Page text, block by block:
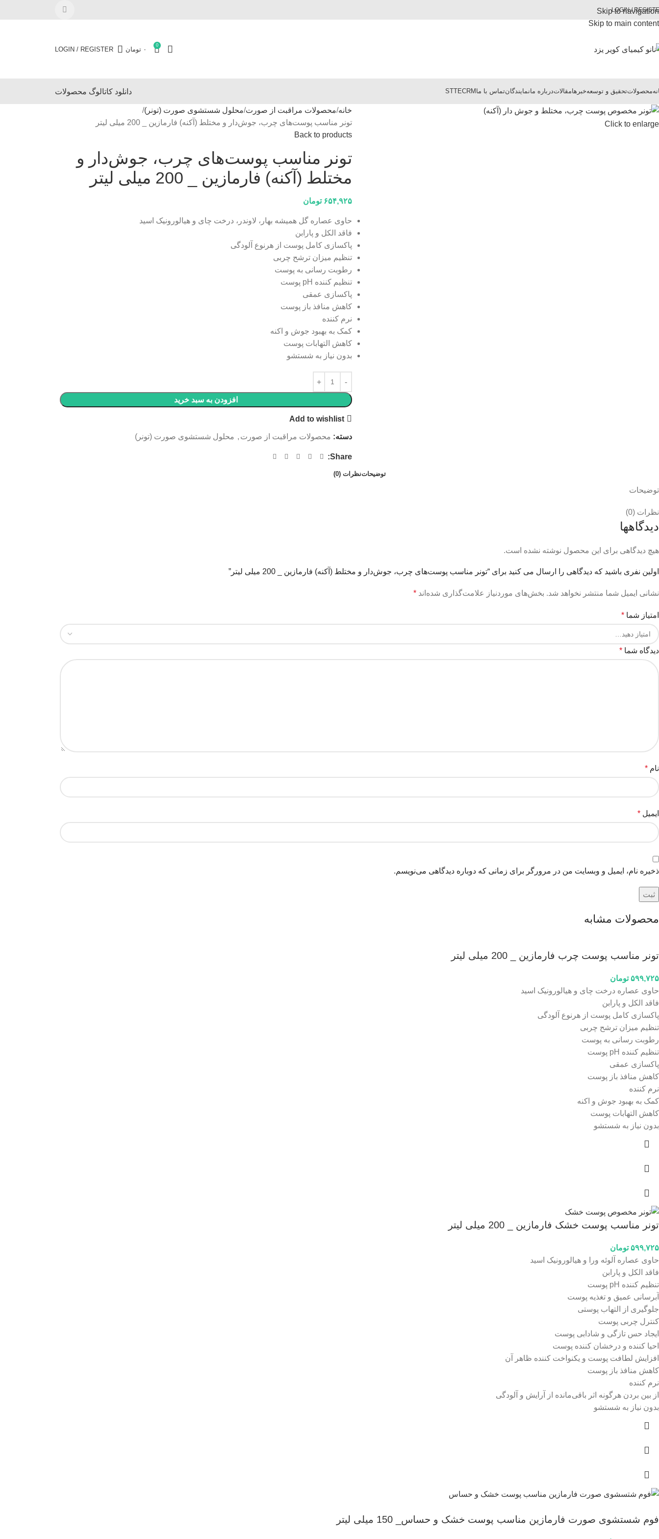
Skip to navigation
Skip to main content
LOGIN /
0
۰ تومان LOGIN / REGISTER
محصولاتتحقیق و توسعهخبرهامقالاتدرباره مانمایندگانتماس با ما CRM
STTE دانلود کاتالوگ محصولات
Click to enlarge
خانه محصولات مراقبت از صورت محلول شستشوی صورت (تونر)
تونر مناسب پوست‌های چرب، جوش‌دار و مختلط (آکنه) فارمازین _ 200 میلی لیتر
Back to products
تونر مناسب پوست‌های چرب، جوش‌دار و
مختلط (آکنه) فارمازین _ 200 میلی لیتر
۶۵۴,۹۲۵ تومان
حاوی عصاره گل همیشه بهار، لاوندر، درخت چای و هیالورونیک اسید
فاقد الکل و پارابن
پاکسازی کامل پوست از هرنوع آلودگی
تنظیم میزان ترشح چربی
رطوبت رسانی به پوست
تنظیم کننده pH پوست
پاکسازی عمقی
کاهش منافذ باز پوست
نرم کننده
کمک به بهبود جوش و اکنه
کاهش التهابات پوست
بدون نیاز به شستشو
افزودن به سبد خرید
Add to wishlist
دسته: محصولات مراقبت از صورت , محلول شستشوی صورت (تونر)
Share:
توضیحاتنظرات (0)
توضیحات
نظرات (0)
دیدگاهها
هیچ دیدگاهی برای این محصول نوشته نشده است.
اولین نفری باشید که دیدگاهی را ارسال می کنید برای “تونر مناسب پوست‌های چرب، جوش‌دار و مختلط (آکنه) فارمازین _ 200 میلی لیتر”
نشانی ایمیل شما منتشر نخواهد شد. بخش‌های موردنیاز علامت‌گذاری شده‌اند *
امتیاز شما *
دیدگاه شما *
نام *
ایمیل *
ذخیره نام، ایمیل و وبسایت من در مرورگر برای زمانی که دوباره دیدگاهی می‌نویسم.
محصولات مشابه
تونر مناسب پوست چرب فارمازین _ 200 میلی لیتر
۵۹۹,۷۲۵ تومان
حاوی عصاره درخت چای و هیالورونیک اسید
فاقد الکل و پارابن
پاکسازی کامل پوست از هرنوع آلودگی
تنظیم میزان ترشح چربی
رطوبت رسانی به پوست
تنظیم کننده pH پوست
پاکسازی عمقی
کاهش منافذ باز پوست
نرم کننده
کمک به بهبود جوش و اکنه
کاهش التهابات پوست
بدون نیاز به شستشو
تونر مناسب پوست خشک فارمازین _ 200 میلی لیتر
۵۹۹,۷۲۵ تومان
حاوی عصاره آلوئه ورا و هیالورونیک اسید
فاقد الکل و پارابن
تنظیم کننده pH پوست
آبرسانی عمیق و تغذیه پوست
جلوگیری از التهاب پوستی
کنترل چربی پوست
ایجاد حس تازگی و شادابی پوست
احیا کننده و درخشان کننده پوست
افزایش لطافت پوست و یکنواخت کننده ظاهر آن
کاهش منافذ باز پوست
نرم کننده
از بین بردن هرگونه اثر باقی‌مانده از آرایش و آلودگی
بدون نیاز به شستشو
فوم شستشوی صورت فارمازین مناسب پوست خشک و حساس_ 150 میلی لیتر